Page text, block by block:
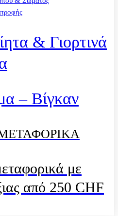
& Γιορτινά
– Βίγκαν
με
από 250 CHF